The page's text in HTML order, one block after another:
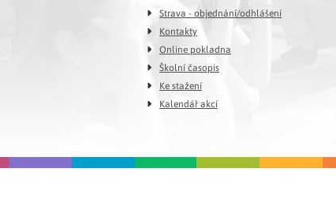
Strava - objednání/odhlášení
Kontakty
Online pokladna
Školní časopis
Ke stažení
Kalendář akcí